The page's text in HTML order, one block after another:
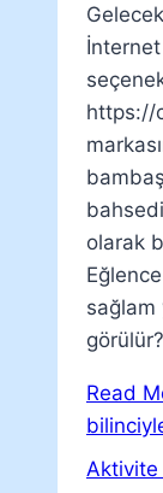
https://
olarak
sağlam
Read
Aktivite